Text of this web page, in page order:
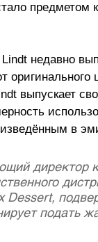
предметом
недавно
выпускает
в
директор
подать